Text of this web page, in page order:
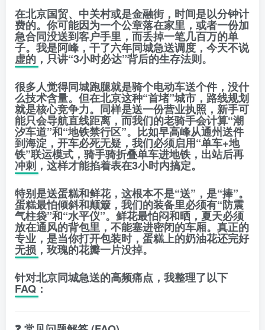
在北京国贸、中关村或是金融街，时间是以分钟计
费的。你可能因为一个公章落在家里，或者一份加
急合同没送到客户手里，而丢掉一笔几百万的单
子。我是阿峰，干了六年同城急送调度，今天不说
虚的，只讲“3小时必达”背后的生存法则。
很多人觉得同城跑腿就是骑个电动车送个件，没什
么技术含量。但在北京这种“首堵”城市， 路线规划
就是核心竞争力。同样是送一份营业执照，新手可
能只会导航直线距离，而我们的老骑手会计算“潮
汐车道”和“地铁禁行区”。比如早高峰从通州送件
到海淀，开车必死无疑，我们必须启用“单车+地
铁”联运模式，骑手骑折叠单车进地铁，出站后再
冲刺，这样才能掐着表在3小时内搞定。
特别是送蛋糕和鲜花，这根本不是“送”，是“捧”。
蛋糕最怕倾斜和颠簸，我们的装备里必须有“防震
气柱袋”和“水平仪”。鲜花最怕闷和晒，夏天必须
放在通风的背包里，不能塞进密闭的车厢。真正的
专业，是当你打开包装时，蛋糕上的奶油花还完好
无损，玫瑰的花瓣一片没掉。
针对北京同城急送的高频痛点，我整理了以下
FAQ：